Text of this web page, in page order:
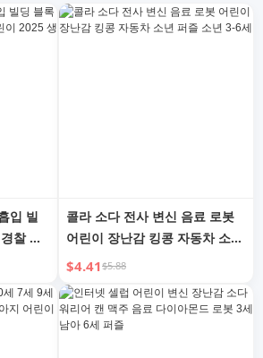
집, 한정판 정보, wholesale 액션
입 빌
찰 공
콜라 소다 전사 변신 음료 로봇
어린이 장난감 킹콩 자동차 소년
퍼즐 소년 3-6세
$4.41$5.88